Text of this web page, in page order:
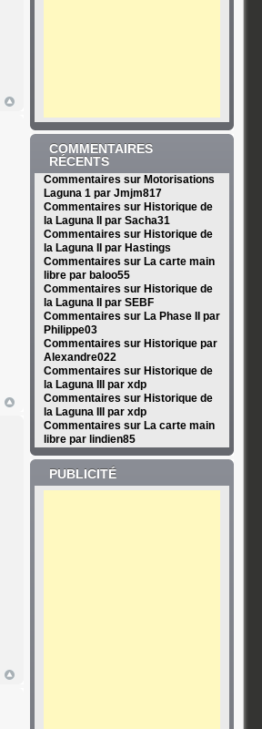
COMMENTAIRES
RÉCENTS
Commentaires sur Motorisations
Laguna 1 par Jmjm817
Commentaires sur Historique de
la Laguna II par Sacha31
Commentaires sur Historique de
la Laguna II par Hastings
Commentaires sur La carte main
libre par baloo55
Commentaires sur Historique de
la Laguna II par SEBF
Commentaires sur La Phase II par
Philippe03
Commentaires sur Historique par
Alexandre022
Commentaires sur Historique de
la Laguna III par xdp
Commentaires sur Historique de
la Laguna III par xdp
Commentaires sur La carte main
libre par lindien85
PUBLICITÉ